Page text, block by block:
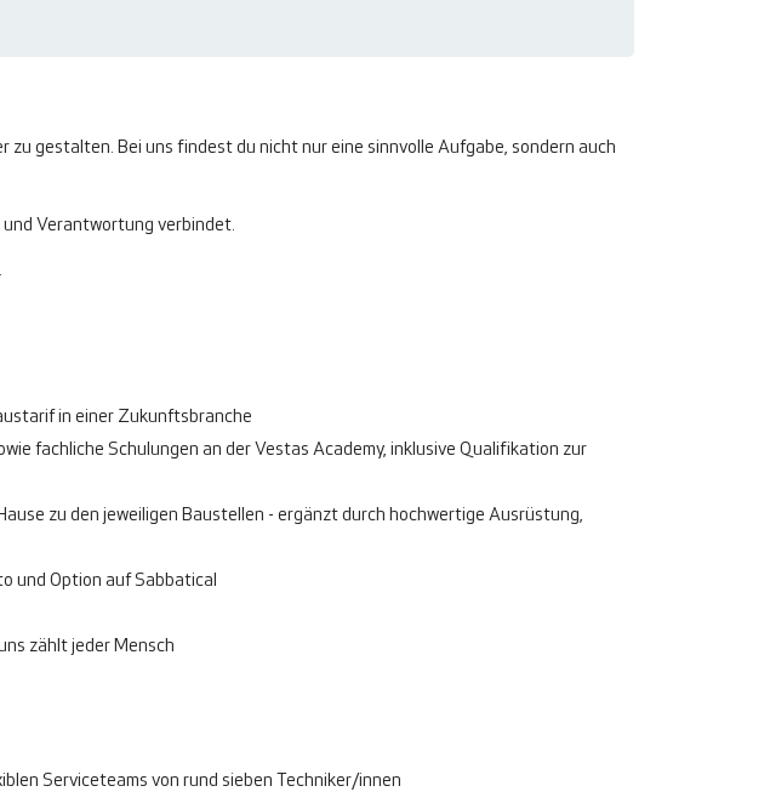
gestalten. Bei uns findest du nicht nur eine sinnvolle Aufgabe, sondern auch
Verantwortung verbindet.
in einer Zukunftsbranche
fachliche Schulungen an der Vestas Academy, inklusive Qualifikation zur
zu den jeweiligen Baustellen - ergänzt durch hochwertige Ausrüstung,
und Option auf Sabbatical
zählt jeder Mensch
Serviceteams von rund sieben Techniker/innen